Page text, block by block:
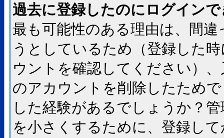
過去に登録したのにログイン
最も可能性のある理由は、間
うとしているため（登録した
ウントを確認してください）
のアカウントを削除したため
した経験があるでしょうか？
を小さくするために、登録し